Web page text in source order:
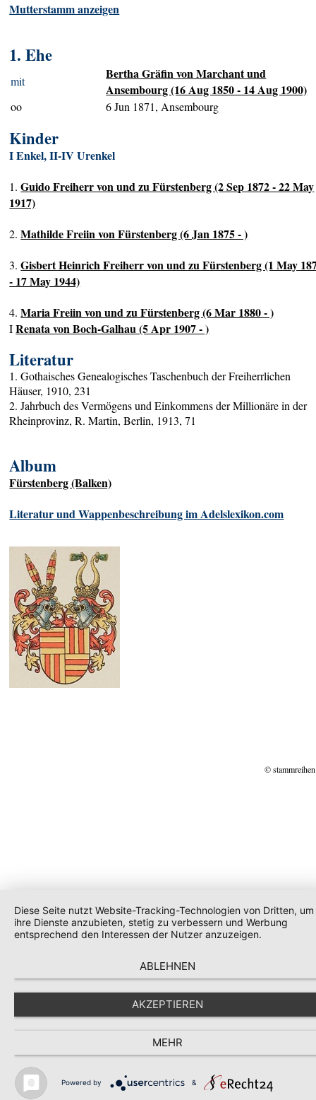
Mutterstamm anzeigen
1. Ehe
mit
Bertha Gräfin von Marchant und
Ansembourg (16 Aug 1850 - 14 Aug 1900)
oo 6 Jun 1871, Ansembourg
Kinder
I Enkel, II-IV Urenkel
1.Guido Freiherr von und zu Fürstenberg (2 Sep 1872 - 22 May
1917)
2.Mathilde Freiin von Fürstenberg (6 Jan 1875 - )
3.Gisbert Heinrich Freiherr von und zu Fürstenberg (1 May
- 17 May 1944)
4.Maria Freiin von und zu Fürstenberg (6 Mar 1880 - )
IRenata von Boch-Galhau (5 Apr 1907 - )
Literatur
1. Gothaisches Genealogisches Taschenbuch der Freiherrlichen
Häuser, 1910, 231
2. Jahrbuch des Vermögens und Einkommens der Millionäre in der
Rheinprovinz, R. Martin, Berlin, 1913, 71
Album
Fürstenberg (Balken)
Literatur und Wappenbeschreibung im Adelslexikon.com
©
Diese Seite nutzt Website-Tracking-Technologien von Dritten, um
ihre Dienste anzubieten, stetig zu verbessern und Werbung
entsprechend den Interessen der Nutzer anzuzeigen.
ABLEHNEN
AKZEPTIEREN
MEHR
Powered by &